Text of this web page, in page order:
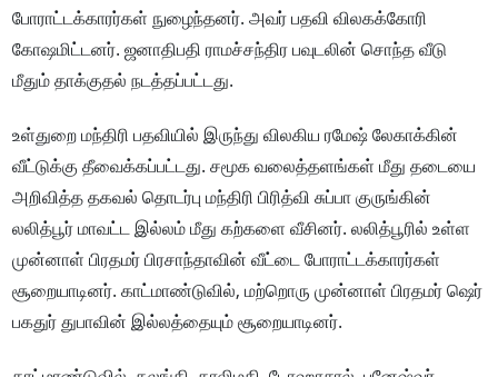
போராட்டக்காரர்கள் நுழைந்தனர். அவர் பதவி விலகக்கோரி
கோஷமிட்டனர். ஜனாதிபதி ராமச்சந்திர பவுடலின் சொந்த வீடு
மீதும் தாக்குதல் நடத்தப்பட்டது.
உள்துறை மந்திரி பதவியில் இருந்து விலகிய ரமேஷ் லேகாக்கின்
வீட்டுக்கு தீவைக்கப்பட்டது. சமூக வலைத்தளங்கள் மீது தடையை
அறிவித்த தகவல் தொடர்பு மந்திரி பிரித்வி சுப்பா குருங்கின்
லலித்பூர் மாவட்ட இல்லம் மீது கற்களை வீசினர். லலித்பூரில் உள்ள
முன்னாள் பிரதமர் பிரசாந்தாவின் வீட்டை போராட்டக்காரர்கள்
சூறையாடினர். காட்மாண்டுவில், மற்றொரு முன்னாள் பிரதமர் ஷெர்
பகதுர் துபாவின் இல்லத்தையும் சூறையாடினர்.